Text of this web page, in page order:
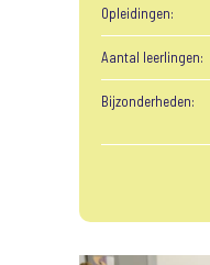
Opleidingen:
Aantal leerlingen:
Bijzonderheden: